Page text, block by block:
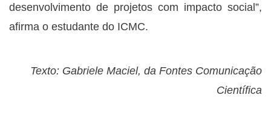
desenvolvimento de projetos com impacto social”,
afirma o estudante do ICMC.
Texto: Gabriele Maciel, da Fontes Comunicação
Científica